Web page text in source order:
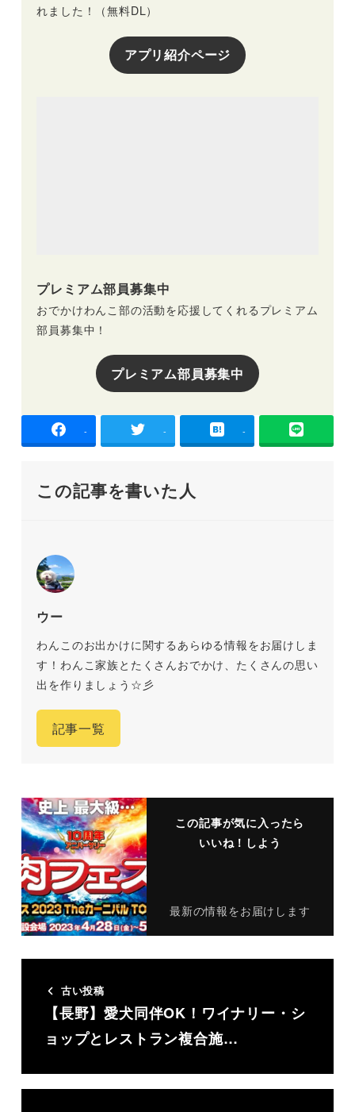
れました！（無料DL）
アプリ紹介ページ
プレミアム部員募集中
おでかけわんこ部の活動を応援してくれるプレミアム
部員募集中！
プレミアム部員募集中
- - -
この記事を書いた人
ウー
わんこのお出かけに関するあらゆる情報をお届けしま
す！わんこ家族とたくさんおでかけ、たくさんの思い
出を作りましょう☆彡
記事一覧
この記事が気に入ったら
いいね！しよう
最新の情報をお届けします
古い投稿
【長野】愛犬同伴OK！ワイナリー・シ
ョップとレストラン複合施…